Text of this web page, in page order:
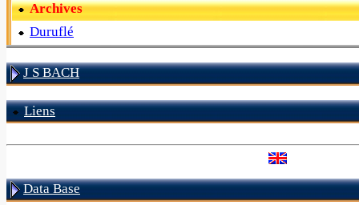
Archives
Duruflé
J S BACH
Liens
Data Base